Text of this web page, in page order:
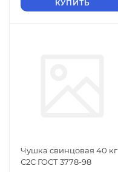
КУПИТЬ
Чушка свинцовая 40 кг
С2С ГОСТ 3778-98